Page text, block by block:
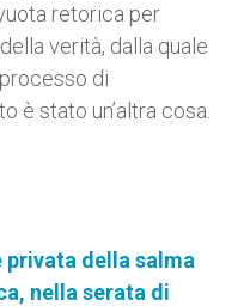
retorica per
verità, dalla quale
di
è stato un’altra cosa.
privata della salma
nella serata di